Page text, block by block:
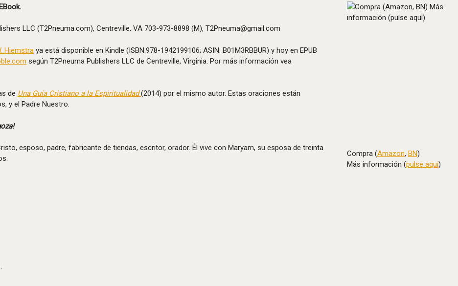
Compra (Amazon, BN)
Más información (pulse aquí)
LLC (T2Pneuma.com), Centreville, VA 703-973-8898 (M), T2Pneuma@gmail.com
Hiemstra ya está disponible en Kindle (ISBN:978-1942199106; ASIN: B01M3RBBUR) y hoy en EPUB
según T2Pneuma Publishers LLC de Centreville, Virginia. Por más información vea
de Una Guía Cristiano a la Espiritualidad (2014) por el mismo autor. Estas oraciones están
y el Padre Nuestro.
esposo, padre, fabricante de tiendas, escritor, orador. Él vive con Maryam, su esposa de treinta